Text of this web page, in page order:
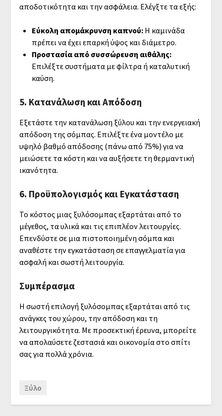
αποδοτικότητα και την ασφάλεια. Ελέγξτε τα εξής:
Εύκολη απομάκρυνση καπνού:Η καμινάδα
πρέπει να έχει επαρκή ύψος και διάμετρο.
Προστασία από συσσώρευση αιθάλης:
Επιλέξτε συστήματα με φίλτρα ή καταλυτική
καύση.
5. Κατανάλωση και Απόδοση
Εξετάστε την κατανάλωση ξύλου και την ενεργειακή
απόδοση της σόμπας. Επιλέξτε ένα μοντέλο με
υψηλό βαθμό απόδοσης (πάνω από 75%) για να
μειώσετε τα κόστη και να αυξήσετε τη θερμαντική
ικανότητα.
6. Προϋπολογισμός και Εγκατάσταση
Το κόστος μιας ξυλόσομπας εξαρτάται από το
μέγεθος, τα υλικά και τις επιπλέον λειτουργίες.
Επενδύστε σε μια πιστοποιημένη σόμπα και
αναθέστε την εγκατάσταση σε επαγγελματία για
ασφαλή και σωστή λειτουργία.
Συμπέρασμα
Η σωστή επιλογή ξυλόσομπας εξαρτάται από τις
ανάγκες του χώρου, την απόδοση και τη
λειτουργικότητα. Με προσεκτική έρευνα, μπορείτε
να απολαύσετε ζεστασιά και οικονομία στο σπίτι
σας για πολλά χρόνια.
Ξύλο